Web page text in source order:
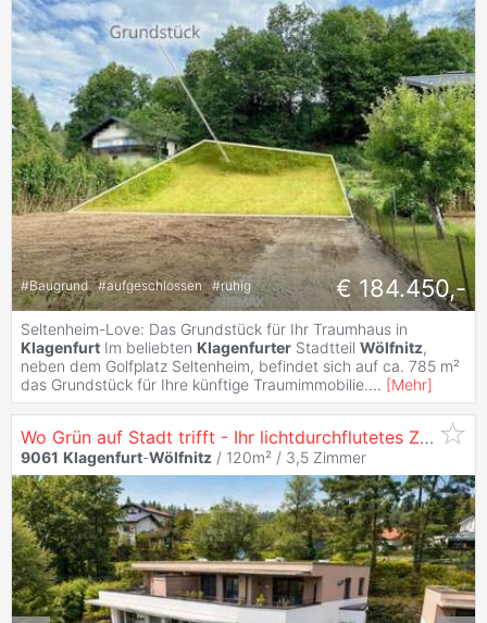
#Baugrund #aufgeschlossen #ruhig € 184.450,-
Seltenheim-Love: Das Grundstück für Ihr Traumhaus in
Klagenfurt Im beliebten Klagenfurter Stadtteil Wölfnitz,
neben dem Golfplatz Seltenheim, befindet sich auf ca. 785 m²
das Grundstück für Ihre künftige Traumimmobilie.... [Mehr]
Wo Grün auf Stadt trifft - Ihr lichtdurchflutetes Zuhause in
9061 Klagenfurt-Wölfnitz / 120m² / 3,5 Zimmer